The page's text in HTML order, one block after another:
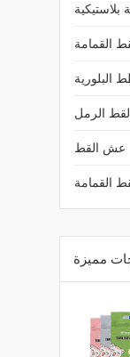
بلاستيكية
القمامة
البلورية
الرمل
عش القط
القمامة
مميزة